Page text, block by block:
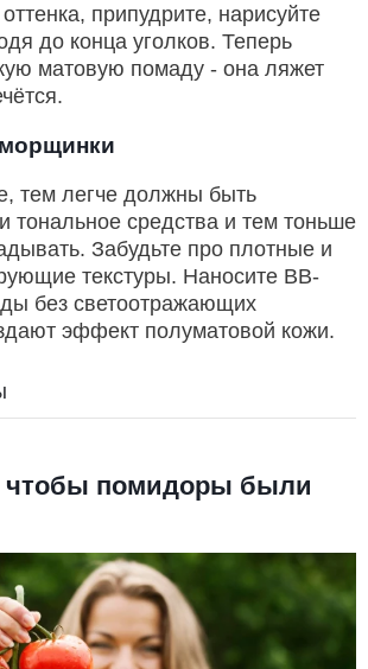
припудрите, нарисуйте
до конца уголков. Теперь
матовую помаду - она ляжет
тем легче должны быть
тональное средства и тем тоньше
Забудьте про плотные и
текстуры. Наносите ВВ-
без светоотражающих
эффект полуматовой кожи.
чтобы помидоры были